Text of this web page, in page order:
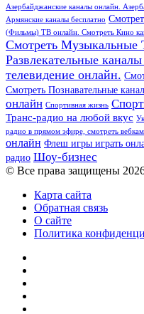
Азербайджанские каналы онлайн.
Армянские каналы бесплатно
(Фильмы) ТВ онлайн. Смотреть Кино
Смотреть Музыкальные
Развлекательные
телевидение онлайн.
Смотреть Познавательные
онлайн Спортивная жизнь
Транс-радио на любой вкус
радио в прямом эфире, смотреть
онлайн Флеш игры играть
радио Шоу-бизнес
© Все права защищены
Карта сайта
Обратная связь
О сайте
Политика